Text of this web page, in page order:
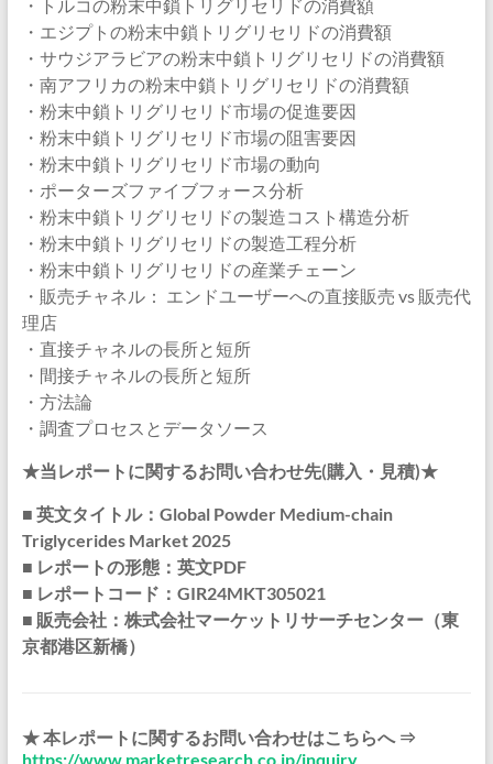
・トルコの粉末中鎖トリグリセリドの消費額
・エジプトの粉末中鎖トリグリセリドの消費額
・サウジアラビアの粉末中鎖トリグリセリドの消費額
・南アフリカの粉末中鎖トリグリセリドの消費額
・粉末中鎖トリグリセリド市場の促進要因
・粉末中鎖トリグリセリド市場の阻害要因
・粉末中鎖トリグリセリド市場の動向
・ポーターズファイブフォース分析
・粉末中鎖トリグリセリドの製造コスト構造分析
・粉末中鎖トリグリセリドの製造工程分析
・粉末中鎖トリグリセリドの産業チェーン
・販売チャネル： エンドユーザーへの直接販売 vs 販売代
理店
・直接チャネルの長所と短所
・間接チャネルの長所と短所
・方法論
・調査プロセスとデータソース
★当レポートに関するお問い合わせ先(購入・見積)★
■ 英文タイトル：Global Powder Medium-chain
Triglycerides Market 2025
■ レポートの形態：英文PDF
■ レポートコード：GIR24MKT305021
■ 販売会社：株式会社マーケットリサーチセンター（東
京都港区新橋）
★ 本レポートに関するお問い合わせはこちらへ ⇒
https://www.marketresearch.co.jp/inquiry